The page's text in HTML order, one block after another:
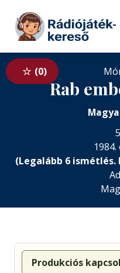
Tovább a tartalomhoz
0
Rab
(Legalább 6
Produkciós